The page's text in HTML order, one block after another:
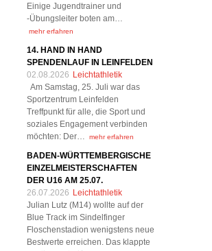
Einige Jugendtrainer und
-Übungsleiter boten am…
mehr erfahren
14. HAND IN HAND
SPENDENLAUF IN LEINFELDEN
02.08.2026 Leichtathletik
Am Samstag, 25. Juli war das
Sportzentrum Leinfelden
Treffpunkt für alle, die Sport und
soziales Engagement verbinden
möchten: Der…
mehr erfahren
BADEN-WÜRTTEMBERGISCHE
EINZELMEISTERSCHAFTEN
DER U16 AM 25.07.
26.07.2026 Leichtathletik
Julian Lutz (M14) wollte auf der
Blue Track im Sindelfinger
Floschenstadion wenigstens neue
Bestwerte erreichen. Das klappte